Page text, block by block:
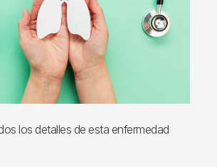
los detalles de esta enfermedad